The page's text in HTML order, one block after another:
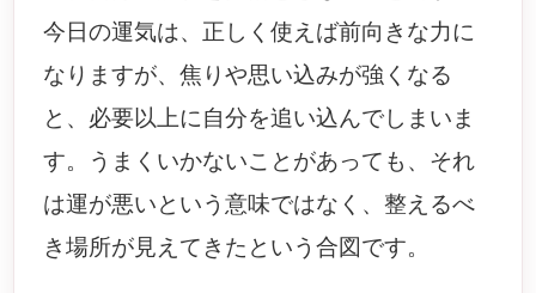
今日の運気は、正しく使えば前向きな力に
なりますが、焦りや思い込みが強くなる
と、必要以上に自分を追い込んでしまいま
す。うまくいかないことがあっても、それ
は運が悪いという意味ではなく、整えるべ
き場所が見えてきたという合図です。